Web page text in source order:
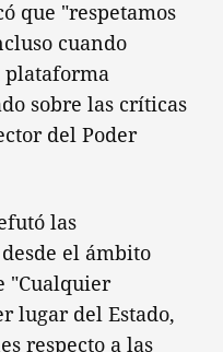
que "respetamos
cuando
plataforma
sobre las críticas
del Poder
las
el ámbito
"Cualquier
lugar del Estado,
respecto a las